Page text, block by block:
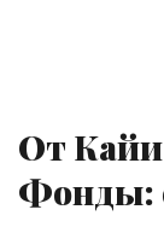
От
Фонды: